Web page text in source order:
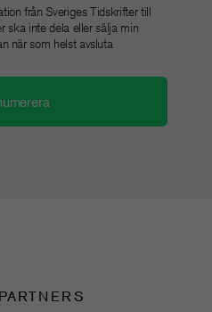
från Sveriges Tidskrifter till
ska inte dela eller sälja min
när som helst avsluta